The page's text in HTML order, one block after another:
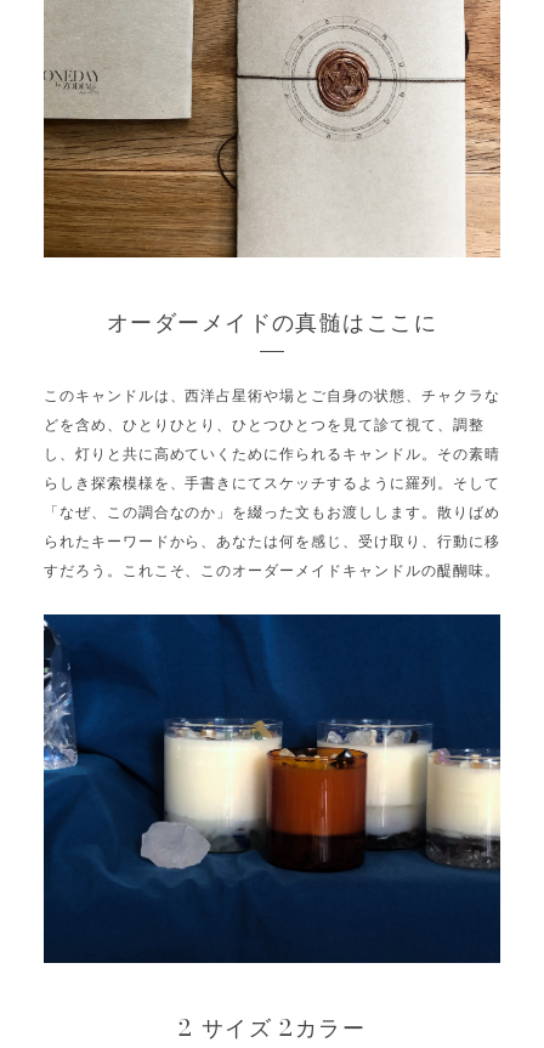
オーダーメイドの真髄はここに
このキャンドルは、西洋占星術や場とご自身の状態、チャクラな
どを含め、ひとりひとり、ひとつひとつを見て診て視て、調整
し、灯りと共に高めていくために作られるキャンドル。その素晴
らしき探索模様を、手書きにてスケッチするように羅列。そして
「なぜ、この調合なのか」を綴った文もお渡しします。散りばめ
られたキーワードから、あなたは何を感じ、受け取り、行動に移
すだろう。これこそ、このオーダーメイドキャンドルの醍醐味。
2 サイズ 2カラー